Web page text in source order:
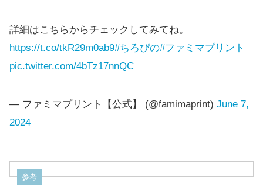
詳細はこちらからチェックしてみてね。
https://t.co/tkR29m0ab9#ちろぴの#ファミマプリント
pic.twitter.com/4bTz17nnQC
— ファミマプリント【公式】 (@famimaprint) June 7,
2024
参考